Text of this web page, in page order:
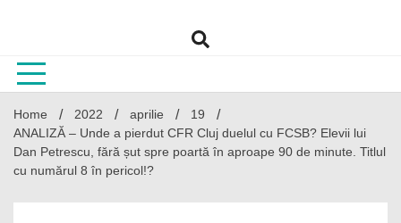
Home 2022 aprilie
19
ANALIZĂ – Unde a pierdut CFR Cluj duelul cu FCSB? Elevii lui
Dan Petrescu, fără șut spre poartă în aproape 90 de minute. Titlul
cu numărul 8 în pericol!?